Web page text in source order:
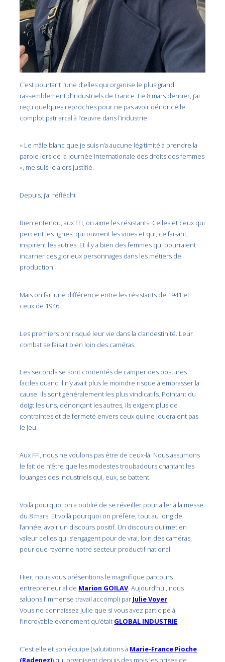
C’est pourtant l’une d’elles qui organise le plus grand
rassemblement d’industriels de France. Le 8 mars dernier, j’ai
reçu quelques reproches pour ne pas avoir dénoncé le
complot patriarcal à l’œuvre dans l’industrie.
« Le mâle blanc que je suis n’a aucune légitimité à prendre la
parole lors de la journée internationale des droits des femmes
», me suis-je alors justifié.
Depuis, j’ai réfléchi.
Bien entendu, aux FFI, on aime les résistants. Celles et ceux qui
percent les lignes, qui ouvrent les voies et qui, ce faisant,
inspirent les autres. Et il y a bien des femmes qui pourraient
incarner ces glorieux personnages dans les métiers de
production.
Mais on fait une différence entre les résistants de 1941 et
ceux de 1946.
Les premiers ont risqué leur vie dans la clandestinité. Leur
combat se faisait bien loin des caméras.
Les seconds se sont contentés de camper des postures
faciles quand il n’y avait plus le moindre risque à embrasser la
cause. Ils sont généralement les plus vindicatifs. Pointant du
doigt les uns, dénonçant les autres, ils exigent plus de
contraintes et de fermeté envers ceux qui ne joueraient pas
le jeu.
Aux FFI, nous ne voulons pas être de ceux-là. Nous assumons
le fait de n’être que les modestes troubadours chantant les
louanges des industriels qui, eux, se battent.
Voilà pourquoi on a oublié de se réveiller pour aller à la messe
du 8 mars. Et voilà pourquoi on préfère, tout au long de
l’année, avoir un discours positif. Un discours qui met en
valeur celles qui s’engagent pour de vrai, loin des caméras,
pour que rayonne notre secteur productif national.
Hier, nous vous présentions le magnifique parcours
entrepreneurial de Marion GOILAV. Aujourd’hui, nous
saluons l’immense travail accompli par Julie Voyer.
Vous ne connaissez Julie que si vous avez participé à
l’incroyable événement qu’était GLOBAL INDUSTRIE.
C’est elle et son équipe (salutations à Marie-France Pioche
(Radenez)) qui organisent depuis des mois les prises de